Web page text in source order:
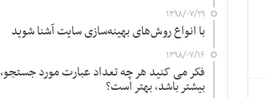
۱۳۹۸/۰۷/۲۹
با انواع روش‌های بهینه‌سازی سایت آشنا شوید
۱۳۹۸/۰۷/۱۶
فکر می کنید هر چه تعداد عبارت مورد جستجو،
بیشتر باشد، بهتر است؟